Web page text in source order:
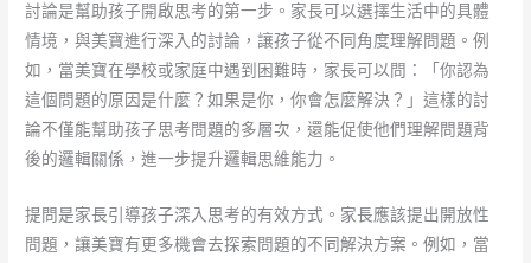
討論是幫助孩子開啟思考的第一步。家長可以選擇生活中的具體
情境，與美寶進行深入的討論，讓孩子從不同角度理解問題。例
如，當美寶在學校或家庭中遇到困難時，家長可以問：「你認為
這個問題的原因是什麼？如果是你，你會怎麼解決？」這樣的討
論不僅能幫助孩子思考問題的多層次，還能促使他們理解問題背
後的邏輯關係，進一步提升邏輯思維能力。
提問是家長引導孩子深入思考的有效方式。家長應該提出開放性
問題，讓美寶有更多機會去探索問題的不同解決方案。例如，當